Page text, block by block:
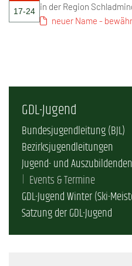
17-24 in der Region
neuer Name -
GDL-Jugend
Bundesjugendleitung (BJL)
Bezirksjugendleitungen
Jugend- und
Events & Termine
GDL-Jugend Winter (Ski-
Satzung der GDL-Jugend